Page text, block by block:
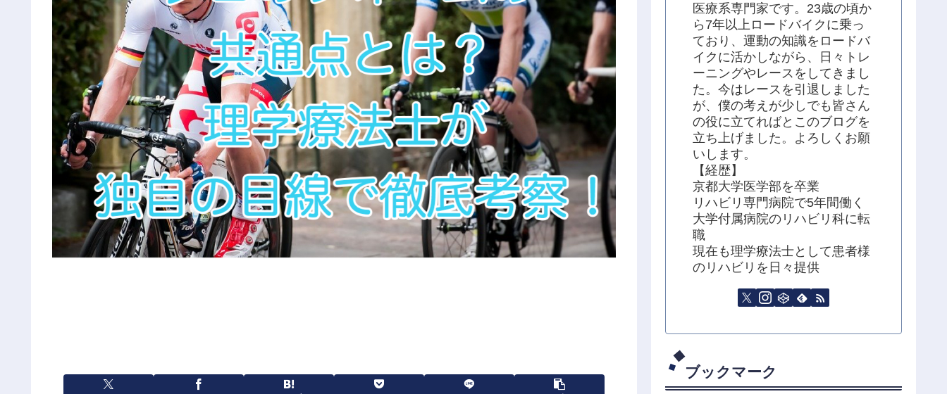
医療系専門家です。23歳の頃か
ら7年以上ロードバイクに乗っ
ており、運動の知識をロードバ
イクに活かしながら、日々トレ
ーニングやレースをしてきまし
た。今はレースを引退しました
が、僕の考えが少しでも皆さん
の役に立てればとこのブログを
立ち上げました。よろしくお願
いします。
【経歴】
京都大学医学部を卒業
リハビリ専門病院で5年間働く
大学付属病院のリハビリ科に転
職
現在も理学療法士として患者様
のリハビリを日々提供
ブックマーク